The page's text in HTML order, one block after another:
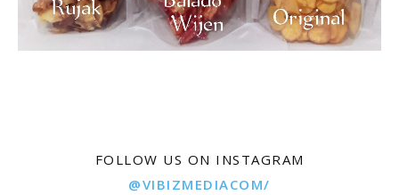
FOLLOW US ON INSTAGRAM
@VIBIZMEDIACOM/